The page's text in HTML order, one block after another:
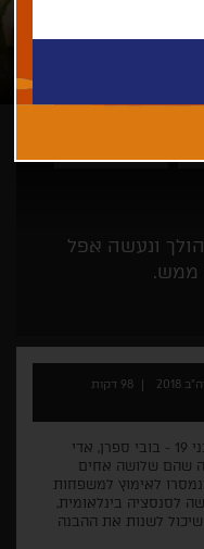
ונעשה אפל
ממש.
2018
98 דקות
ניו יורק, 1980. שלושה בחורים יהודים בני 19 - בובי ספרן, אדי
שהם שלושה אחים
לאימוץ למשפחות
לסנסציה בינלאומית,
לשנות את ההבנה